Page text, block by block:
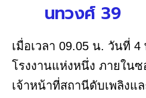
นทวงศ์ 39
เมื่อเวลา 09.05 น. วันที่
โรงงานแห่งหนึ่ง ภายใน
เจ้าหน้าที่สถานีดับเพลิงแ